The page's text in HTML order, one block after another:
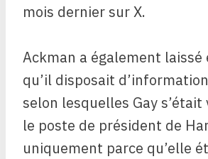
mois dernier sur X.
Ackman a également laissé
qu’il disposait
selon lesquelles Gay
le poste de président de
uniquement parce qu’elle